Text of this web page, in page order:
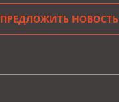
ПРЕДЛОЖИТЬ НОВОСТЬ